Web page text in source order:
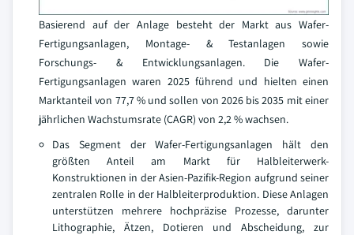
Basierend auf der Anlage besteht der Markt aus Wafer-
Fertigungsanlagen, Montage- & Testanlagen sowie
Forschungs- & Entwicklungsanlagen. Die Wafer-
Fertigungsanlagen waren 2025 führend und hielten einen
Marktanteil von 77,7 % und sollen von 2026 bis 2035 mit einer
jährlichen Wachstumsrate (CAGR) von 2,2 % wachsen.
Das Segment der Wafer-Fertigungsanlagen hält den
größten Anteil am Markt für Halbleiterwerk-
Konstruktionen in der Asien-Pazifik-Region aufgrund seiner
zentralen Rolle in der Halbleiterproduktion. Diese Anlagen
unterstützen mehrere hochpräzise Prozesse, darunter
Lithographie, Ätzen, Dotieren und Abscheidung, zur